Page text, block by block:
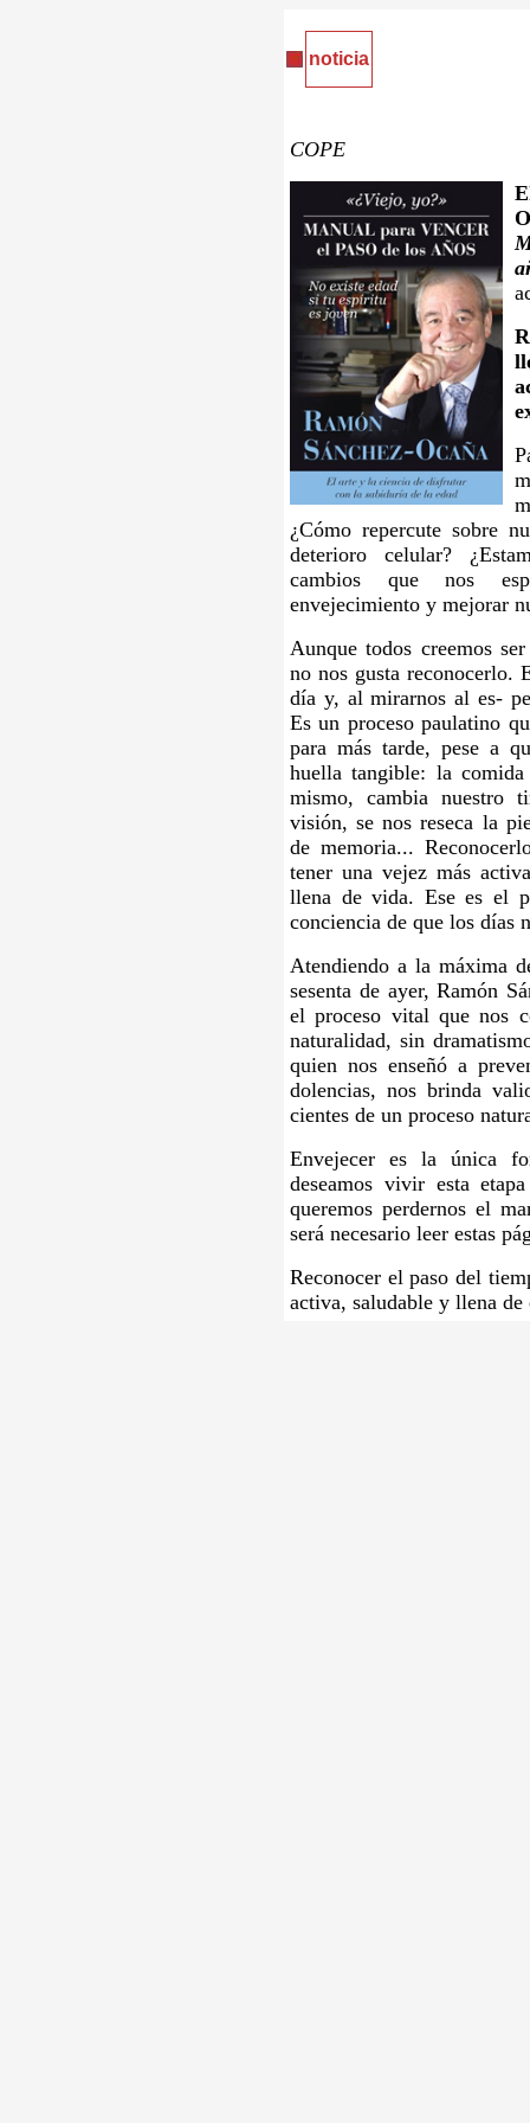
noticia
COPE
¿Cómo repercute sobre
deterioro celular?
cambios que nos
envejecimiento y mejorar
Aunque todos creemos
no nos gusta reconocerlo.
día y, al mirarnos al es-
Es un proceso paulatino
para más tarde, pese a
huella tangible: la
mismo, cambia nuestro
visión, se nos reseca la
de memoria...
tener una vejez más
llena de vida. Ese es el
conciencia de que los días
Atendiendo a la máxima
sesenta de ayer, Ramón
el proceso vital que nos
naturalidad, sin
quien nos enseñó a
dolencias, nos brinda
cientes de un proceso
Envejecer es la única
deseamos vivir esta
queremos perdernos el
será necesario leer estas
Reconocer el paso del
activa, saludable y llena de